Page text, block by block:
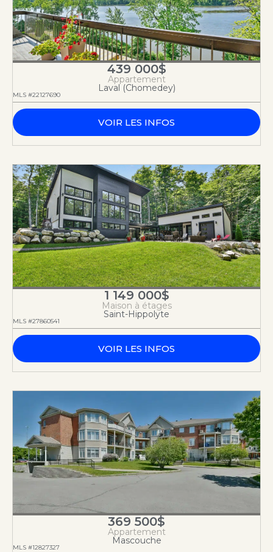
439 000$
Appartement
Laval (Chomedey)
MLS #22127690
VOIR LES INFOS
1 149 000$
Maison à étages
Saint-Hippolyte
MLS #27860541
VOIR LES INFOS
369 500$
Appartement
Mascouche
MLS #12827327